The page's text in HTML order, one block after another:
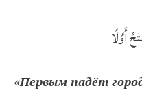
أَوَّلًا
«Первым падёт